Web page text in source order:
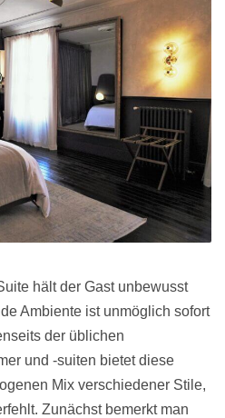
hält der Gast unbewusst
Ambiente ist unmöglich sofort
der üblichen
und -suiten bietet diese
Mix verschiedener Stile,
Zunächst bemerkt man